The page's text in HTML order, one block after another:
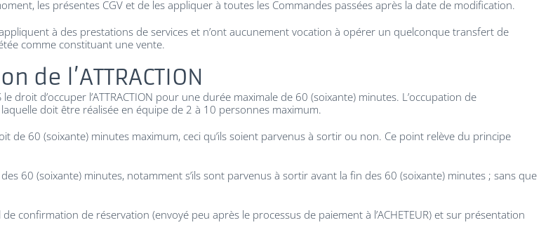
les présentes CGV et de les appliquer à toutes les Commandes passées après la date de modification.
à des prestations de services et n’ont aucunement vocation à opérer un quelconque transfert de
comme constituant une vente.
l’ATTRACTION
droit d’occuper l’ATTRACTION pour une durée maximale de 60 (soixante) minutes. L’occupation de
laquelle doit être réalisée en équipe de 2 à 10 personnes maximum.
de 60 (soixante) minutes maximum, ceci qu’ils soient parvenus à sortir ou non. Ce point relève du principe
60 (soixante) minutes, notamment s’ils sont parvenus à sortir avant la fin des 60 (soixante) minutes ; sans que
de confirmation de réservation (envoyé peu après le processus de paiement à l’ACHETEUR) et sur présentation